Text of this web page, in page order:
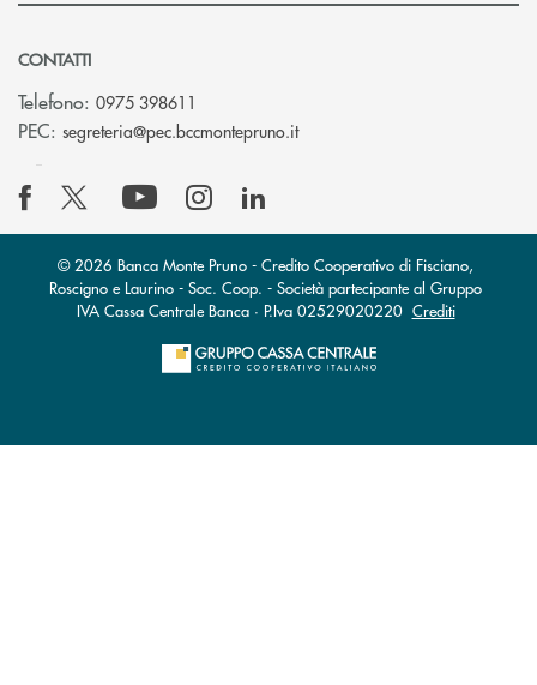
CONTATTI
Telefono: 0975 398611
PEC: segreteria@pec.bccmontepruno.it(si apre l’app di posta
© 2026 Banca Monte Pruno - Credito Cooperativo di Fisciano,
Roscigno e Laurino - Soc. Coop. - Società partecipante al Gruppo
IVA Cassa Centrale Banca · P.Iva 02529020220 Crediti